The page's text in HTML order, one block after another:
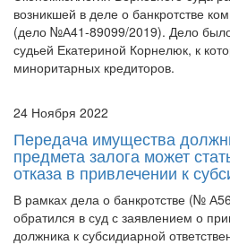
судьей Екатериной Корнелюк, к
миноритарных кредиторов.
24 Ноября 2022
предмета залога может
отказа в привлечении к
В рамках дела о банкротстве (№
обратился в суд с заявлением о
должника к субсидиарной
заявления управляющий указал на
убыточных сделок по предос...